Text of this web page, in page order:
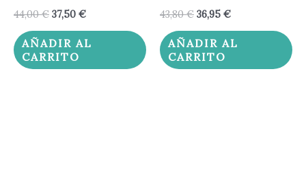
44,00€ 37,50 €
AÑADIR AL
CARRITO
43,80€ 36,95 €
AÑADIR AL
CARRITO